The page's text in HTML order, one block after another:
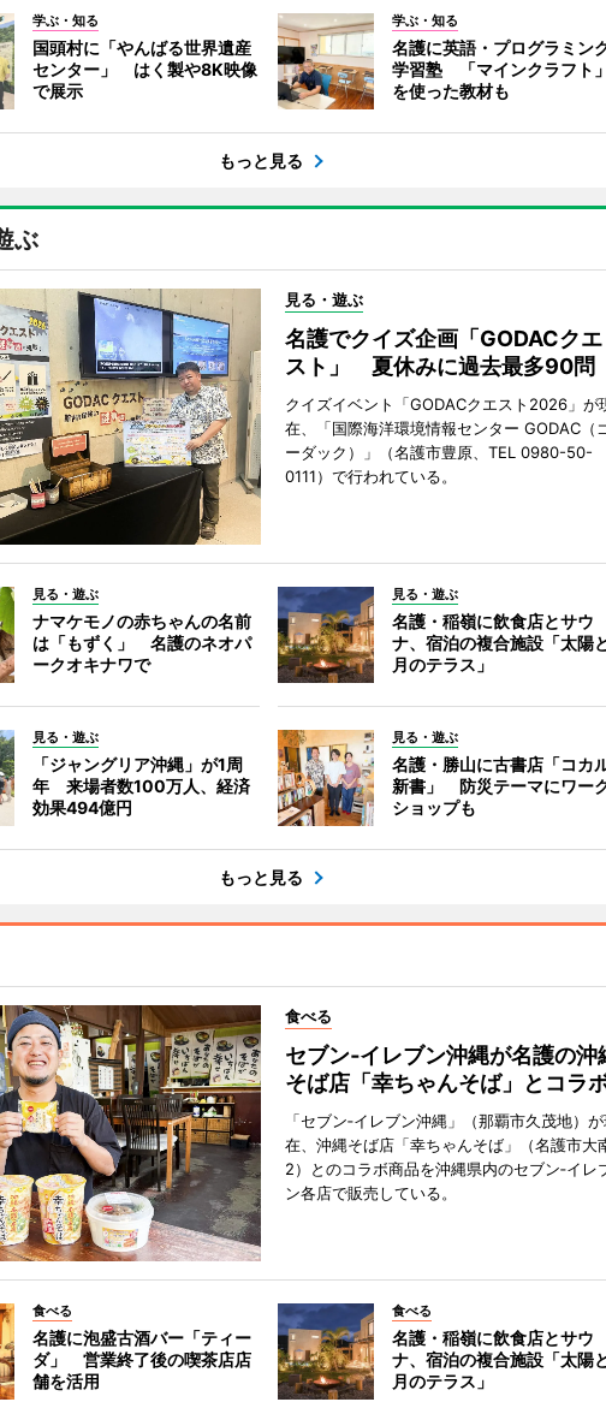
学ぶ・知る
国頭村に「やんばる世界遺産
センター」 はく製や8K映像
で展示
学ぶ・知る
名護に英語・プログラミン
学習塾 「マインクラフト」
を使った教材も
もっと見る
ぶ
見る・遊ぶ
名護でクイズ企画「GODACクエ
スト」 夏休みに過去最多90問
クイズイベント「GODACクエスト2026」が
在、「国際海洋環境情報センター GODAC（
ーダック）」（名護市豊原、TEL 0980-50-
0111）で行われている。
見る・遊ぶ
ナマケモノの赤ちゃんの名前
は「もずく」 名護のネオパ
ークオキナワで
見る・遊ぶ
名護・稲嶺に飲食店とサウ
ナ、宿泊の複合施設「太陽
月のテラス」
見る・遊ぶ
「ジャングリア沖縄」が1周
年 来場者数100万人、経済
効果494億円
見る・遊ぶ
名護・勝山に古書店「コカ
新書」 防災テーマにワー
ショップも
もっと見る
食べる
セブン‐イレブン沖縄が名護の沖
そば店「幸ちゃんそば」とコラ
「セブン‐イレブン沖縄」（那覇市久茂地）が
在、沖縄そば店「幸ちゃんそば」（名護市大
2）とのコラボ商品を沖縄県内のセブン‐イレ
ン各店で販売している。
食べる
名護に泡盛古酒バー「ティー
ダ」 営業終了後の喫茶店店
舗を活用
食べる
名護・稲嶺に飲食店とサウ
ナ、宿泊の複合施設「太陽
月のテラス」